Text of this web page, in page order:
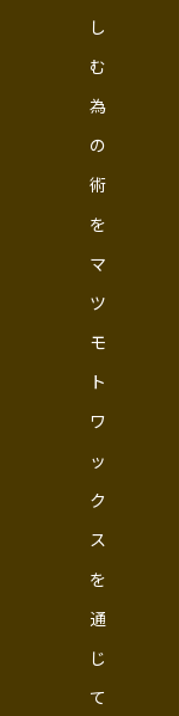
し
む
為
の
術
を
マ
ツ
モ
ト
ワ
ッ
ク
ス
を
通
じ
て